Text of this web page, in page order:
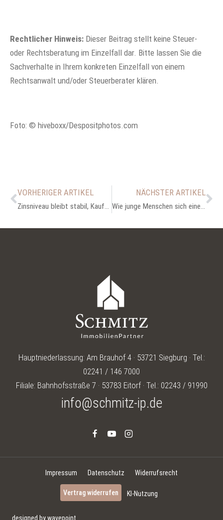
Rechtlicher Hinweis: Dieser Beitrag stellt keine Steuer-
oder Rechtsberatung im Einzelfall dar. Bitte lassen Sie die
Sachverhalte in Ihrem konkreten Einzelfall von einem
Rechtsanwalt und/oder Steuerberater klären.
Foto: © hiveboxx/Despositphotos.com
VORHERIGER ARTIKEL
Zinsniveau bleibt stabil, Kaufkraft bei Immobilien steigt
NÄCHSTER ARTIKEL
Wie junge Menschen sich eine Immobilie leisten können
Hauptniederlassung: Am Brauhof 4 · 53721 Siegburg · Tel.:
02241 / 146 7000
Filiale: Bahnhofsstraße 7 · 53783 Eitorf · Tel.: 02243 / 91990
info@schmitz-ip.de
Impressum Datenschutz Widerrufsrecht
Vertrag widerrufen KI-Nutzung
designed by wavepoint